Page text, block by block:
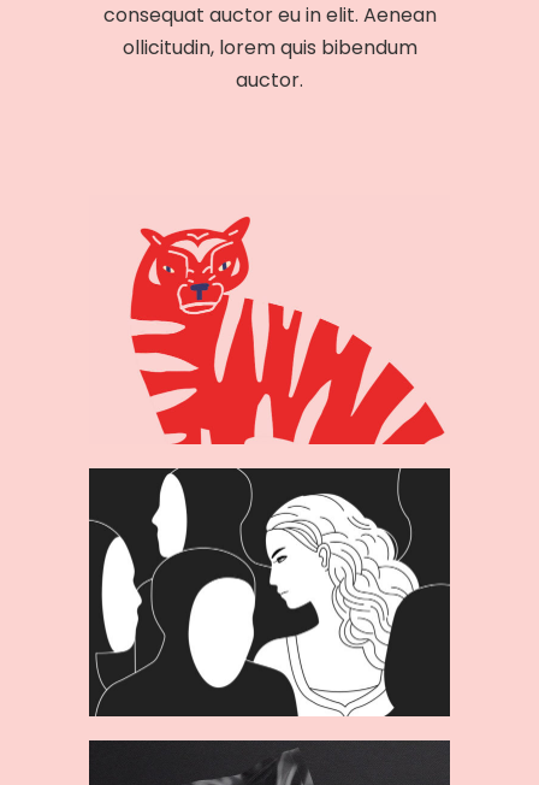
consequat auctor eu in elit. Aenean
ollicitudin, lorem quis bibendum
auctor.